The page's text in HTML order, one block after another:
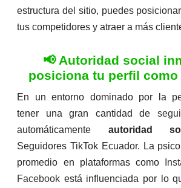
estructura del sitio, puedes
tus competidores y atraer a más
📢 Autoridad social
posiciona tu perfil
En un entorno dominado por la
tener una gran cantidad de
automáticamente autoridad
Seguidores TikTok Ecuador. La
promedio en plataformas como
Facebook está influenciada por lo